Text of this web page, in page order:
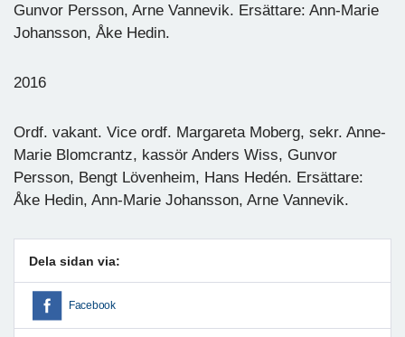
Gunvor Persson, Arne Vannevik. Ersättare: Ann-Marie
Johansson, Åke Hedin.
2016
Ordf. vakant. Vice ordf. Margareta Moberg, sekr. Anne-
Marie Blomcrantz, kassör Anders Wiss, Gunvor
Persson, Bengt Lövenheim, Hans Hedén. Ersättare:
Åke Hedin, Ann-Marie Johansson, Arne Vannevik.
Dela sidan via:
Facebook